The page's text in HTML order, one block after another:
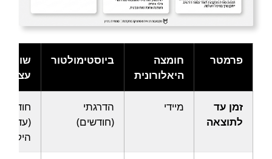
פרמטר
חומצה
היאלורונית
ביוסטימולטור
שומן
עצמי
זמן עד
לתוצאה
מיידי
הדרגתי
(חודשים)
(עד